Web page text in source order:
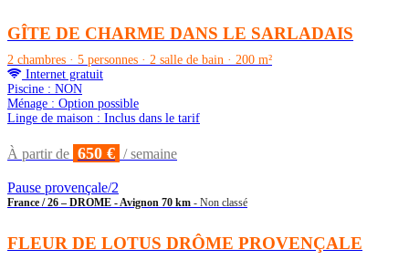
GÎTE DE CHARME DANS LE SARLADAIS
2 chambres · 5 personnes · 2 salle de bain · 200 m²
Internet gratuit
Piscine : NON
Ménage : Option possible
Linge de maison : Inclus dans le tarif
À partir de 650 € / semaine
Pause provençale/2
France / 26 – DROME - Avignon 70 km - Non classé
FLEUR DE LOTUS DRÔME PROVENÇALE